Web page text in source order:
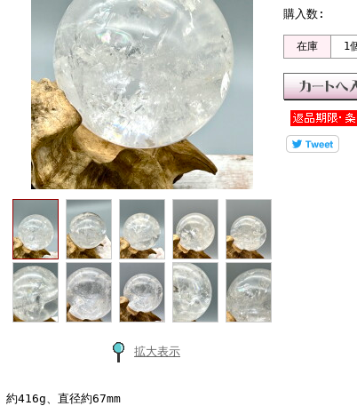
拡大表示
購入数:
在庫 1
約416g、直径約67mm